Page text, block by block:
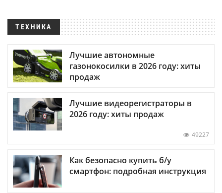
ТЕХНИКА
Лучшие автономные
газонокосилки в 2026 году: хиты
продаж
Лучшие видеорегистраторы в
2026 году: хиты продаж
49227
Как безопасно купить б/у
смартфон: подробная инструкция